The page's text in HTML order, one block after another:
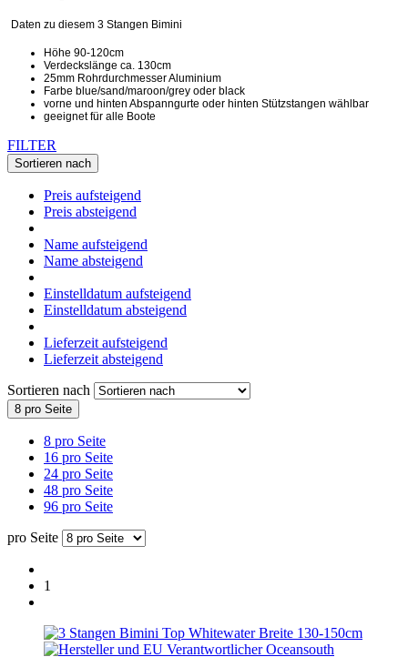
Daten zu diesem 3 Stangen Bimini
Höhe 90-120cm
Verdeckslänge ca. 130cm
25mm Rohrdurchmesser Aluminium
Farbe blue/sand/maroon/grey oder black
vorne und hinten Abspanngurte oder hinten Stützstangen wählbar
geeignet für alle Boote
FILTER
Sortieren nach
Preis aufsteigend
Preis absteigend
Name aufsteigend
Name absteigend
Einstelldatum aufsteigend
Einstelldatum absteigend
Lieferzeit aufsteigend
Lieferzeit absteigend
Sortieren nach
8 pro Seite
8 pro Seite
16 pro Seite
24 pro Seite
48 pro Seite
96 pro Seite
pro Seite
1